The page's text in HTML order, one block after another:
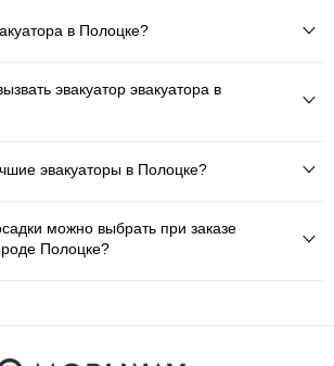
в Полоцке?
эвакуатор эвакуатора в
эвакуаторы в Полоцке?
можно выбрать при заказе
Полоцке?